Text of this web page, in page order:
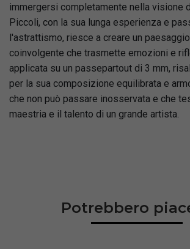
immergersi completamente nella visione
Piccoli, con la sua lunga esperienza e
l'astrattismo, riesce a creare un
coinvolgente che trasmette emozioni e
applicata su un passepartout di 3 mm,
per la sua composizione equilibrata e
che non può passare inosservata e che
maestria e il talento di un grande artista.
Potrebbero